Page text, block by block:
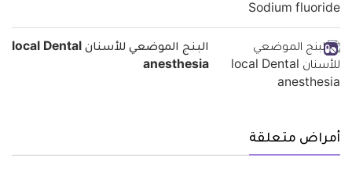
البنج الموضعي للأسنان local Dental
anesthesia
أمراض متعلقة